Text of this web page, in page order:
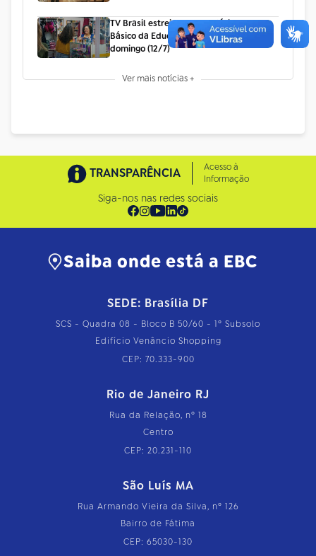
TV Brasil estreia documentário "Manual
Básico da Educação Financeira" neste
domingo (12/7)
Ver mais notícias +
TRANSPARÊNCIA
Acesso à
Informação
Siga-nos nas redes sociais
Saiba onde está a EBC
SEDE: Brasília DF
SCS - Quadra 08 - Bloco B 50/60 - 1º Subsolo
Edifício Venâncio Shopping
CEP: 70.333-900
Rio de Janeiro RJ
Rua da Relação, nº 18
Centro
CEP: 20.231-110
São Luís MA
Rua Armando Vieira da Silva, nº 126
Bairro de Fátima
CEP: 65030-130